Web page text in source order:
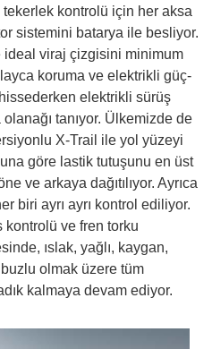
tekerlek kontrolü için her aksa
sistemini batarya ile besliyor.
viraj çizgisini minimum
koruma ve elektrikli güç-
elektrikli sürüş
tanıyor. Ülkemizde de
X-Trail ile yol yüzeyi
göre lastik tutuşunu en üst
ve arkaya dağıtılıyor. Ayrıca
biri ayrı ayrı kontrol ediliyor.
ve fren torku
ıslak, yağlı, kaygan,
olmak üzere tüm
kalmaya devam ediyor.